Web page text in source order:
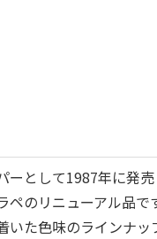
ーとして1987年に発
のリニューアル品で
いた色味のラインナッ